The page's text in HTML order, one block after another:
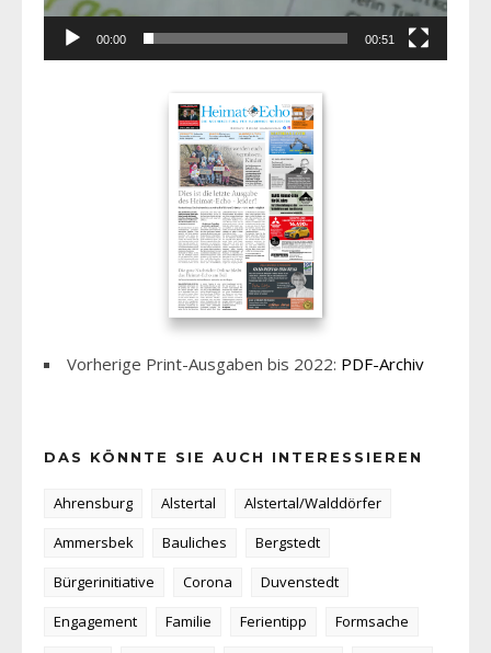
00:00 00:51
Vorherige Print-Ausgaben bis 2022: PDF-Archiv
DAS KÖNNTE SIE AUCH INTERESSIEREN
Ahrensburg Alstertal
Alstertal/Walddörfer
Ammersbek
Bauliches
Bergstedt
Bürgerinitiative
Corona
Duvenstedt
Engagement
Familie Ferientipp
Formsache